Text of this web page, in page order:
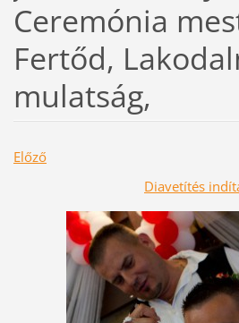
Ceremónia
Fertőd,
mulatság,
Előző
Diavetítés